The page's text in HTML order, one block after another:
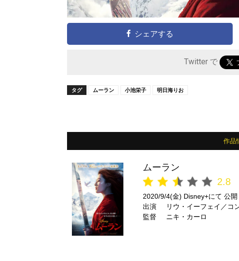
シェアする
Twitter で
タグ ムーラン 小池栄子 明日海りお
作品
ムーラン
2.8
2020/9/4(金) Disney+にて 公開
出演
リウ・イーフェイ／
監督
ニキ・カーロ